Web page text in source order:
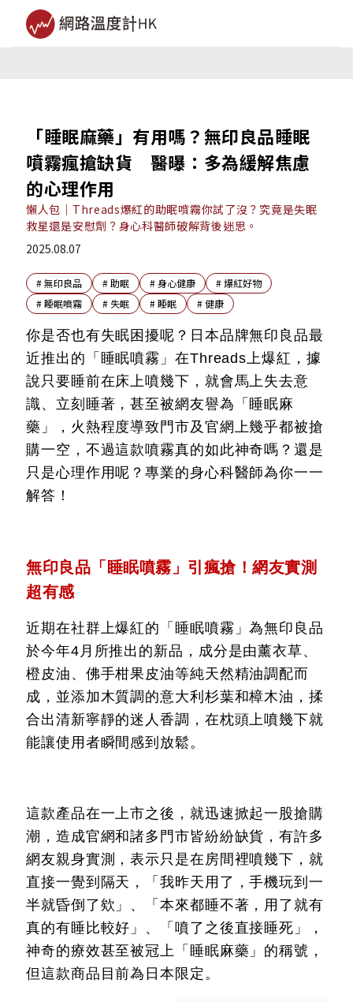
「睡眠麻藥」有用嗎？無印良品睡眠
噴霧瘋搶缺貨 醫曝：多為緩解焦慮
的心理作用
懶人包｜Threads爆紅的助眠噴霧你試了沒？究竟是失眠
救星還是安慰劑？身心科醫師破解背後迷思。
2025.08.07
#無印良品 # 助眠 #身心健康 #爆紅好物
#睡眠噴霧 # 失眠 #睡眠 #健康
你是否也有失眠困擾呢？日本品牌無印良品最
近推出的「睡眠噴霧」在Threads上爆紅，據
說只要睡前在床上噴幾下，就會馬上失去意
識、立刻睡著，甚至被網友譽為「睡眠麻
藥」，火熱程度導致門市及官網上幾乎都被搶
購一空，不過這款噴霧真的如此神奇嗎？還是
只是心理作用呢？專業的身心科醫師為你一一
解答！
無印良品「睡眠噴霧」引瘋搶！網友實測
超有感
近期在社群上爆紅的「睡眠噴霧」為無印良品
於今年4月所推出的新品，成分是由薰衣草、
橙皮油、佛手柑果皮油等純天然精油調配而
成，並添加木質調的意大利杉葉和樟木油，揉
合出清新寧靜的迷人香調，在枕頭上噴幾下就
能讓使用者瞬間感到放鬆。
這款產品在一上市之後，就迅速掀起一股搶購
潮，造成官網和諸多門市皆紛紛缺貨，有許多
網友親身實測，表示只是在房間裡噴幾下，就
直接一覺到隔天，「我昨天用了，手機玩到一
半就昏倒了欸」、「本來都睡不著，用了就有
真的有睡比較好」、「噴了之後直接睡死」，
神奇的療效甚至被冠上「睡眠麻藥」的稱號，
但這款商品目前為日本限定。